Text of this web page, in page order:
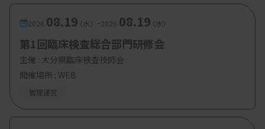
2026. 08.19（水） -2026. 08.19（水）
第1回臨床検査総合部門研修会
主催 : 大分県臨床検査技師会
開催場所 : WEB
管理運営